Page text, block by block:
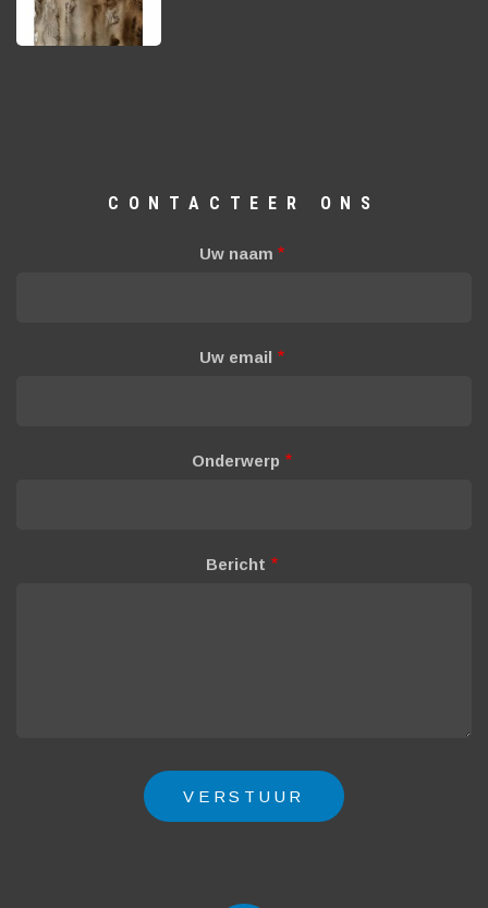
CONTACTEER ONS
Uw naam
Uw email
Onderwerp
Bericht